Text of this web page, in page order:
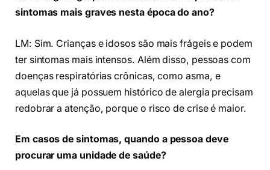
sintomas mais graves nesta época do ano?
LM: Sim. Crianças e idosos são mais frágeis e podem
ter sintomas mais intensos. Além disso, pessoas com
doenças respiratórias crônicas, como asma, e
aquelas que já possuem histórico de alergia precisam
redobrar a atenção, porque o risco de crise é maior.
Em casos de sintomas, quando a pessoa deve
procurar uma unidade de saúde?